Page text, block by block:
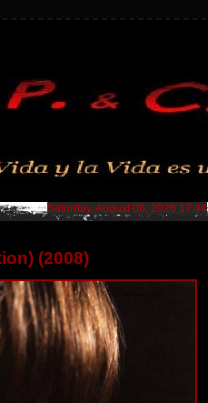
Saturday, August 08, 2026 17:44
(2008)